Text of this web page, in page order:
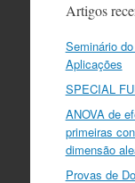
Artigos
Seminário
Aplicações
SPECIAL
ANOVA de
primeiras
dimensão
Provas de